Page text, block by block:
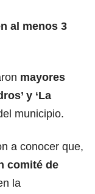
al menos 3
mayores
y ‘La
municipio.
a conocer que,
comité de
la